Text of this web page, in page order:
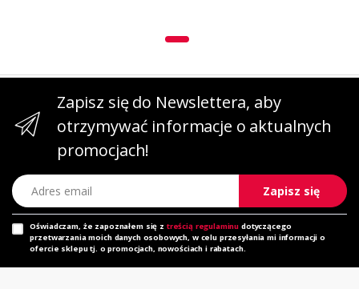
Zapisz się do Newslettera, aby
otrzymywać informacje o aktualnych
promocjach!
Adres email
Zapisz się
Oświadczam, że zapoznałem się z treścią regulaminu dotyczącego
przetwarzania moich danych osobowych, w celu przesyłania mi informacji o
ofercie sklepu tj. o promocjach, nowościach i rabatach.